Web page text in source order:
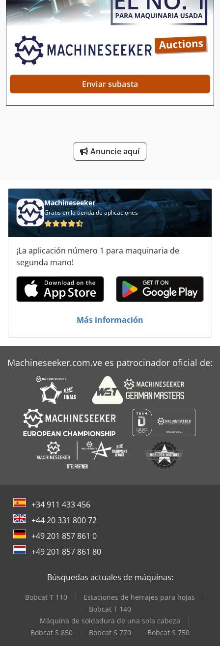
Estante De La Cesta De Malla
Estanterías De Carga Pesada
Estantes De Almacenamiento
Estiramiento-Envoltura De Pallet
Herramientas De Corte
Invernaderos De
Lucha Contra El Cortador Del Rodillo
Máquina De Carpintería
Máquina De Recolección
Secador De Aire
Secador De Madera
Sistema De Extracción De
Enviar subasta
Anuncie aquí
Machineseeker
Gratis en la tienda de aplicaciones
¡La aplicación número 1 para maquinaria de
segunda mano!
Más información
Machineseeker.com.ve es patrocinador oficial de:
+34 911 433 456
+44 20 331 800 72
+49 201 857 861 0
+49 201 857 861 80
Búsquedas actuales de máquinas:
Bobcat T 110
Estaciones de herrajes para hojas
Bobcat T 140
Máquina de soldadura de una sola cabeza
Bobcat S 850
Bobcat S 770 Bobcat S 750